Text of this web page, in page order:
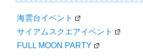
海雲台イベント
サイアムスクエアイベント
FULL MOON PARTY